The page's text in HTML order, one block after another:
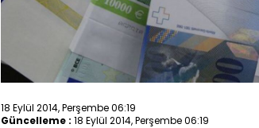
18 Eylül 2014, Perşembe 06:19
Güncelleme : 18 Eylül 2014, Perşembe 06:19